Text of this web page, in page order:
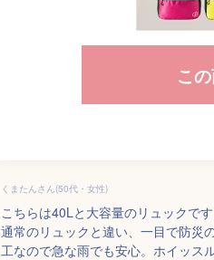
こ
くまたんさん(50代・女性)
こちらは40Lと大容量のリュックで
通常のリュックと違い、一目で防災
工なので急な雨でも安心。ホイッス